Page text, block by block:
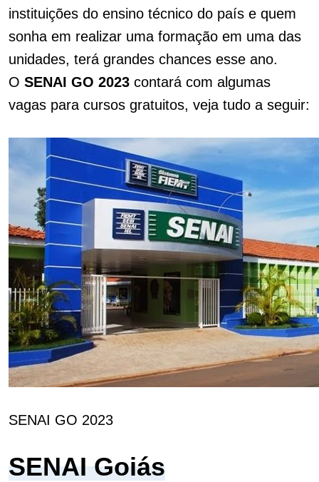
instituições do ensino técnico do país e quem
sonha em realizar uma formação em uma das
unidades, terá grandes chances esse ano.
O SENAI GO 2023 contará com algumas
vagas para cursos gratuitos, veja tudo a seguir:
SENAI GO 2023
SENAI Goiás